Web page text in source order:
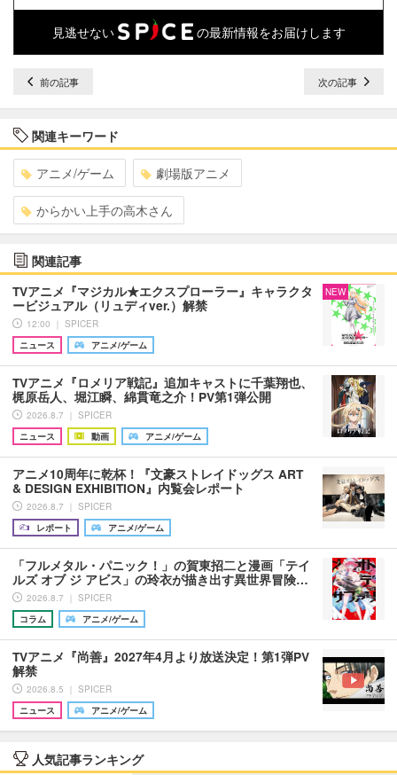
見逃せない の最新情報をお届けします
前の記事 次の記事
関連キーワード
アニメ/ゲーム 劇場版アニメ
からかい上手の高木さん
関連記事
TVアニメ『マジカル★エクスプローラー』キャラクタ
ービジュアル（リュディver.）解禁
12:00 ｜ SPICER
ニュース
アニメ/ゲーム
NEW
TVアニメ『ロメリア戦記』追加キャストに千葉翔也、
梶原岳人、堀江瞬、綿貫竜之介！PV第1弾公開
2026.8.7 ｜ SPICER
ニュース
動画 アニメ/ゲーム
アニメ10周年に乾杯！『文豪ストレイドッグス ART
& DESIGN EXHIBITION』内覧会レポート
2026.8.7 ｜ SPICER
レポート
アニメ/ゲーム
「フルメタル・パニック！」の賀東招二と漫画「テイ
ルズ オブ ジ アビス」の玲衣が描き出す異世界冒険…
2026.8.7 ｜ SPICER
コラム
アニメ/ゲーム
TVアニメ『尚善』2027年4月より放送決定！第1弾PV
解禁
2026.8.5 ｜ SPICER
ニュース
アニメ/ゲーム
人気記事ランキング